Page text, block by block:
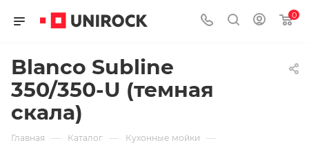
0
Blanco Subline
350/350-U (темная
скала)
Главная — Каталог — Кухонные мойки —